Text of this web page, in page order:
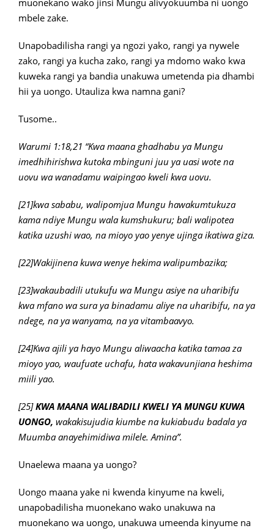
muonekano wako jinsi Mungu alivyokuumba ni uongo
mbele zake.
Unapobadilisha rangi ya ngozi yako, rangi ya nywele
zako, rangi ya kucha zako, rangi ya mdomo wako kwa
kuweka rangi ya bandia unakuwa umetenda pia dhambi
hii ya uongo. Utauliza kwa namna gani?
Tusome..
Warumi 1:18,21 “Kwa maana ghadhabu ya Mungu
imedhihirishwa kutoka mbinguni juu ya uasi wote na
uovu wa wanadamu waipingao kweli kwa uovu.
[21]kwa sababu, walipomjua Mungu hawakumtukuza
kama ndiye Mungu wala kumshukuru; bali walipotea
katika uzushi wao, na mioyo yao yenye ujinga ikatiwa giza.
[22]Wakijinena kuwa wenye hekima walipumbazika;
[23]wakaubadili utukufu wa Mungu asiye na uharibifu
kwa mfano wa sura ya binadamu aliye na uharibifu, na ya
ndege, na ya wanyama, na ya vitambaavyo.
[24]Kwa ajili ya hayo Mungu aliwaacha katika tamaa za
mioyo yao, waufuate uchafu, hata wakavunjiana heshima
miili yao.
[25]KWA MAANA WALIBADILI KWELI YA MUNGU KUWA
UONGO, wakakisujudia kiumbe na kukiabudu badala ya
Muumba anayehimidiwa milele. Amina”.
Unaelewa maana ya uongo?
Uongo maana yake ni kwenda kinyume na kweli,
unapobadilisha muonekano wako unakuwa na
muonekano wa uongo, unakuwa umeenda kinyume na